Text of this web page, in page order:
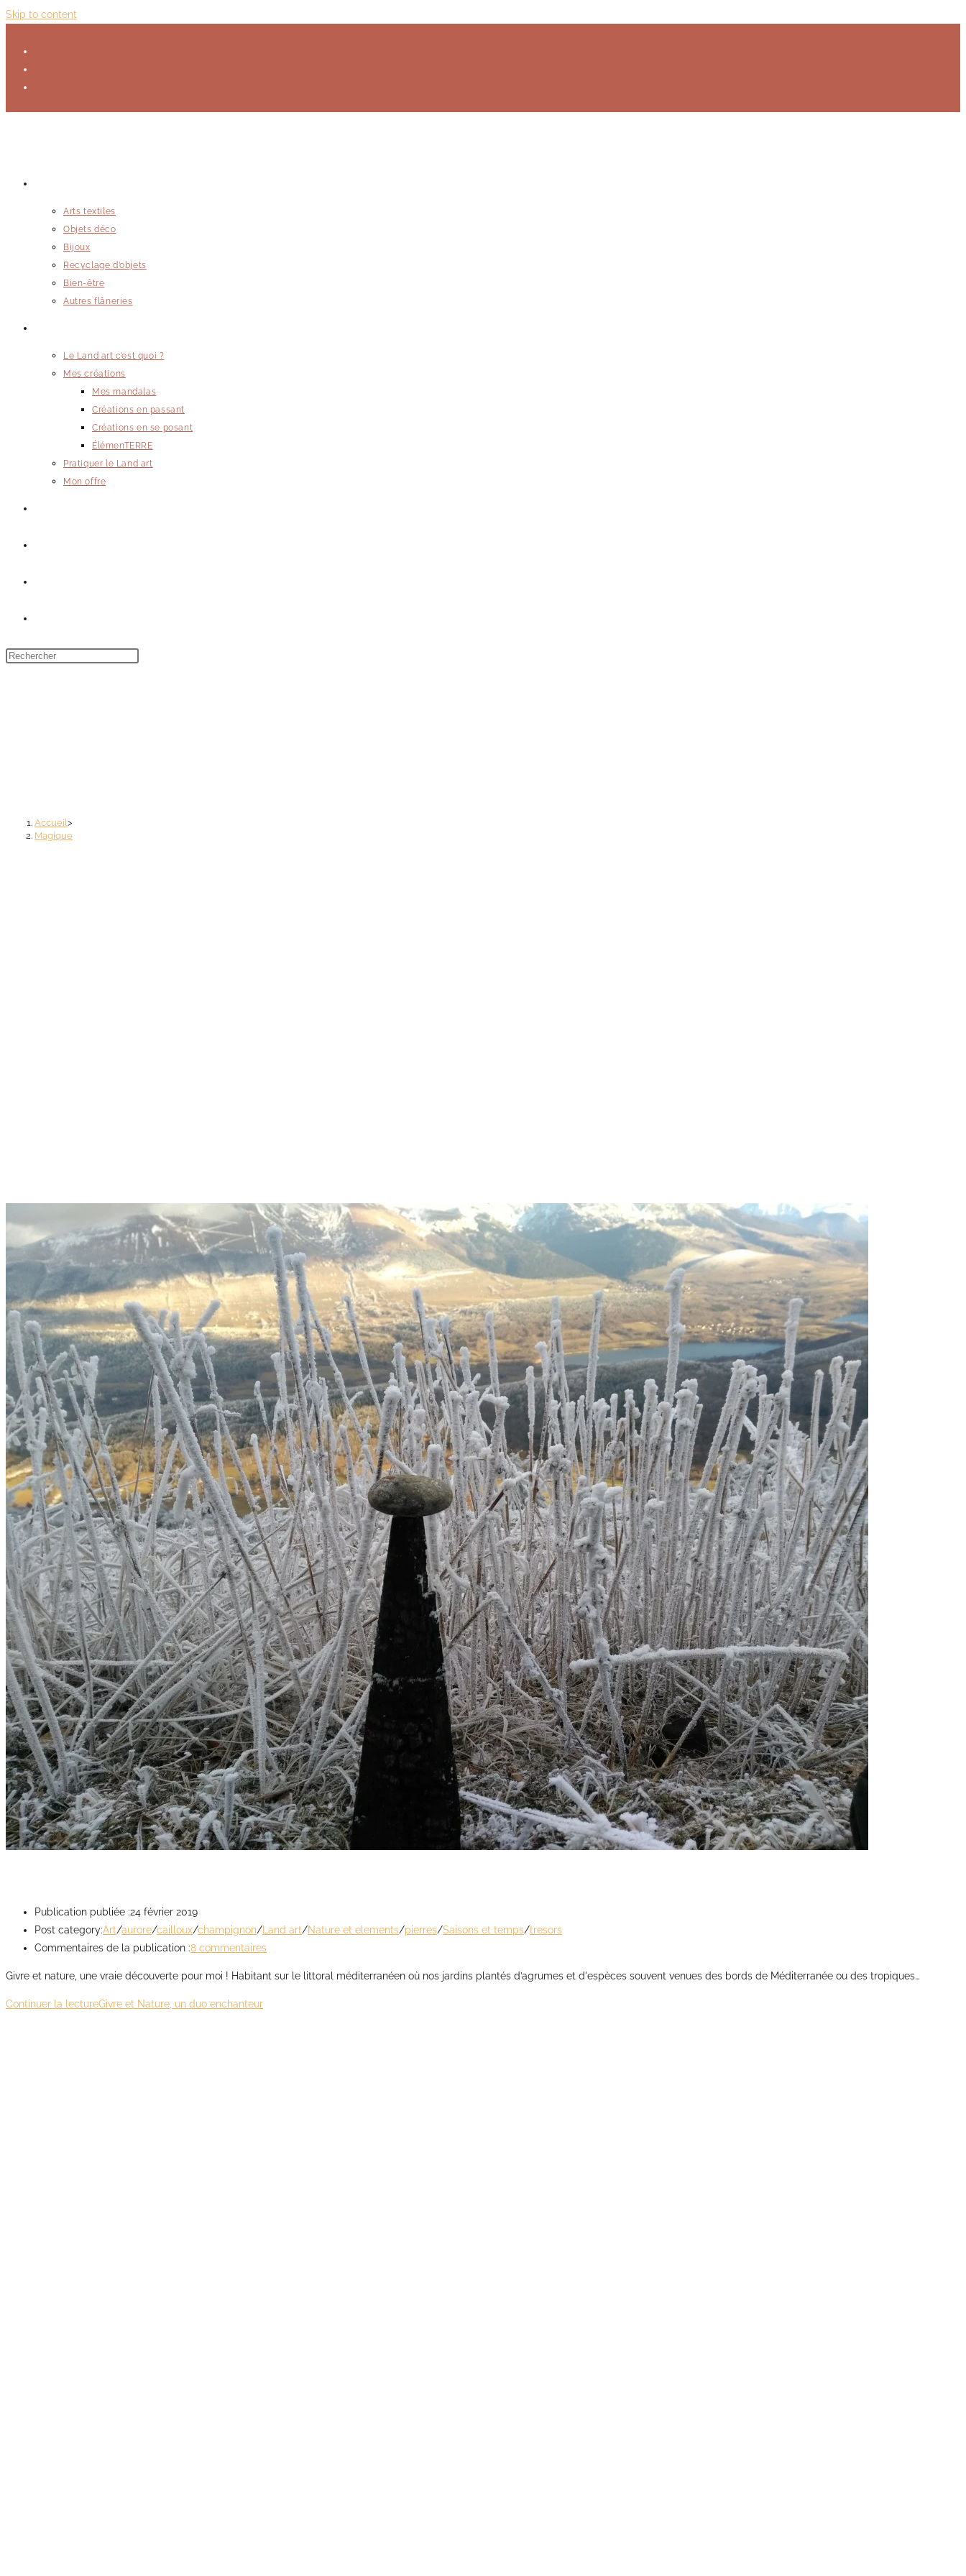
Skip to content
Arts textiles
Objets déco
Bijoux
Recyclage d’objets
Bien-être
Autres flâneries
Le Land art c’est quoi ?
Mes créations
Mes mandalas
Créations en passant
Créations en se posant
ÉlémenTERRE
Pratiquer le Land art
Mon offre
Accueil>
Magique
Publication publiée :24 février 2019
Post category:Art/aurore/cailloux/champignon/Land art/Nature et elements/pierres/Saisons et temps/tresors
Commentaires de la publication :8 commentaires
Givre et nature, une vraie découverte pour moi ! Habitant sur le littoral méditerranéen où nos jardins plantés d’agrumes et d'espèces souvent venues des bords de Méditerranée ou des tropiques…
Continuer la lectureGivre et Nature, un duo enchanteur